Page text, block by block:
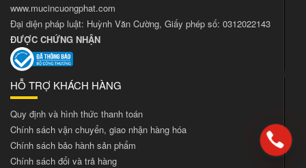
www.mucincuongphat.com
Đại diện pháp luật: Huỳnh Văn Cường, Giấy phép số: 0312022143
ĐƯỢC CHỨNG NHẬN
HỖ TRỢ KHÁCH HÀNG
Quy định và hình thức thanh toán
Chính sách vận chuyển, giao nhận hàng hóa
Chính sách bảo hành sản phẩm
Chính sách đổi và trả hàng